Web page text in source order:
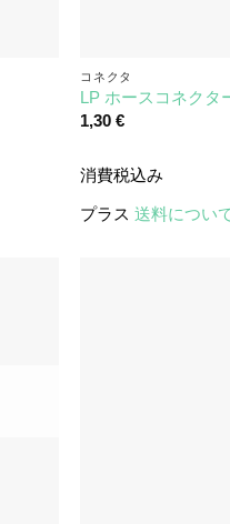
コネクタ
LP ホースコネクタ
1,30€
消費税込み
プラス送料につい